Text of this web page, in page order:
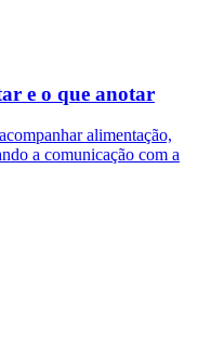
e o que anotar
alimentação,
a comunicação com a